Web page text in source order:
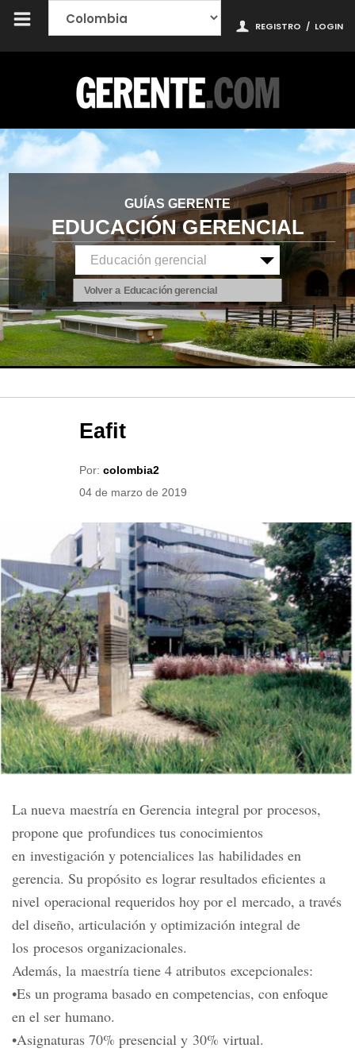
REGISTRO / LOGIN
GUÍAS GERENTE
EDUCACIÓN GERENCIAL
Volver a Educación gerencial
Eafit
Por: colombia2
04 de marzo de 2019
La nueva maestría en Gerencia integral por procesos,
propone que profundices tus conocimientos
en investigación y potencialices las habilidades en
gerencia. Su propósito es lograr resultados eficientes a
nivel operacional requeridos hoy por el mercado, a través
del diseño, articulación y optimización integral de
los procesos organizacionales.
Además, la maestría tiene 4 atributos excepcionales:
•Es un programa basado en competencias, con enfoque
en el ser humano.
•Asignaturas 70% presencial y 30% virtual.